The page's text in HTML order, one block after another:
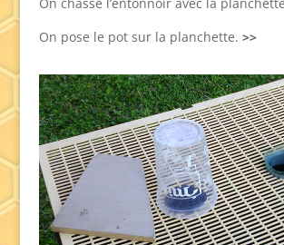
On pose le pot sur la planchette. >>